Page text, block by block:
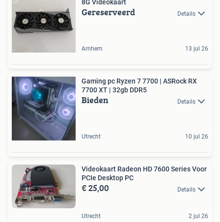
8G Videokaart
Gereserveerd Details
Arnhem 13 jul 26
Gaming pc Ryzen 7 7700 | ASRock RX
7700 XT | 32gb DDR5
Bieden Details
Utrecht 10 jul 26
Videokaart Radeon HD 7600 Series Voor
PCIe Desktop PC
€ 25,00 Details
Utrecht 2 jul 26